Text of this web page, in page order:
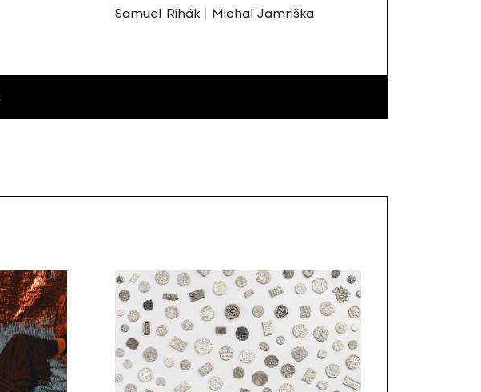
Samuel Rihák Michal Jamriška